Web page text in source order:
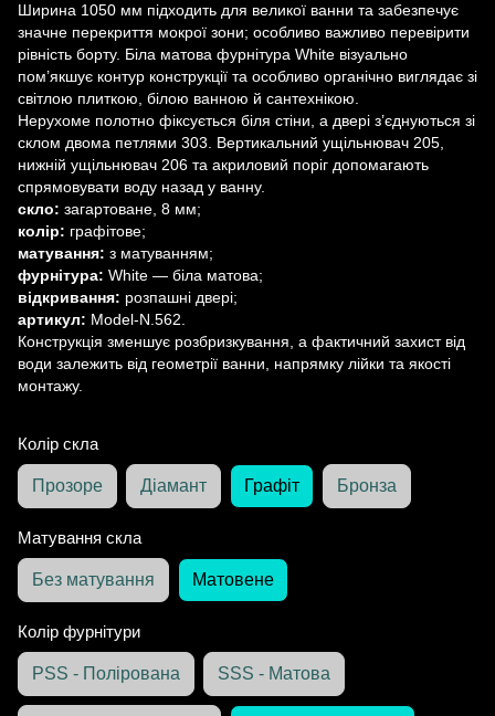
Ширина 1050 мм підходить для великої ванни та забезпечує
значне перекриття мокрої зони; особливо важливо перевірити
рівність борту. Біла матова фурнітура White візуально
пом’якшує контур конструкції та особливо органічно виглядає зі
світлою плиткою, білою ванною й сантехнікою.
Нерухоме полотно фіксується біля стіни, а двері з’єднуються зі
склом двома петлями 303. Вертикальний ущільнювач 205,
нижній ущільнювач 206 та акриловий поріг допомагають
спрямовувати воду назад у ванну.
скло: загартоване, 8 мм;
колір: графітове;
матування: з матуванням;
фурнітура: White — біла матова;
відкривання: розпашні двері;
артикул: Model-N.562.
Конструкція зменшує розбризкування, а фактичний захист від
води залежить від геометрії ванни, напрямку лійки та якості
монтажу.
Колір скла
Прозоре Діамант Графіт Бронза
Матування скла
Без матування Матовене
Колір фурнітури
PSS - Полірована SSS - Матова